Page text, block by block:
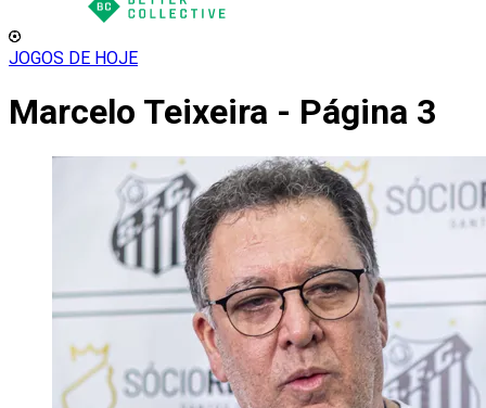
JOGOS DE HOJE
Marcelo Teixeira - Página 3